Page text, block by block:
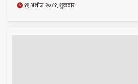
११ अशोज २०८१, शुक्रबार